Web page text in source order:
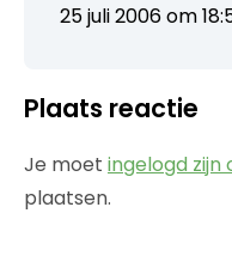
25 juli 2006 om
Plaats reactie
Je moet ingelogd zijn
plaatsen.